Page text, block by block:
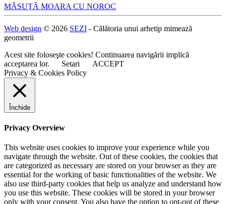
MĂSUȚĂ MOARA CU NOROC
Web design © 2026 SEZI - Călătoria unui arhetip mimează
geometrii
Acest site foloseşte cookies! Continuarea navigării implică
acceptarea lor.
Setari
ACCEPT
Privacy & Cookies Policy
Închide
Privacy Overview
This website uses cookies to improve your experience while you
navigate through the website. Out of these cookies, the cookies that
are categorized as necessary are stored on your browser as they are
essential for the working of basic functionalities of the website. We
also use third-party cookies that help us analyze and understand how
you use this website. These cookies will be stored in your browser
only with your consent. You also have the option to opt-out of these